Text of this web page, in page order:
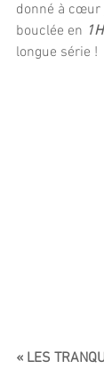
donné à cœur
bouclée en
longue série !
« LES